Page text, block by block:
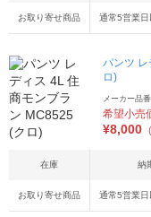
お取り寄せ商品 通常5営業
パンツ
ロ)
メーカー品
希望小売
¥8,000
在庫 納
お取り寄せ商品 通常5営業